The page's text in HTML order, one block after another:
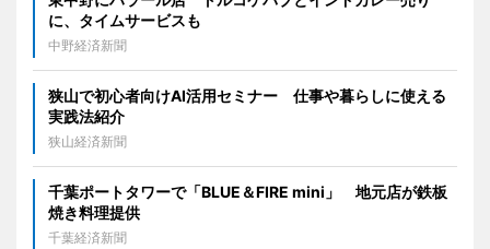
に、タイムサービスも
中野経済新聞
狭山で初心者向けAI活用セミナー 仕事や暮らしに使える
実践法紹介
狭山経済新聞
千葉ポートタワーで「BLUE＆FIRE mini」 地元店が鉄板
焼き料理提供
千葉経済新聞